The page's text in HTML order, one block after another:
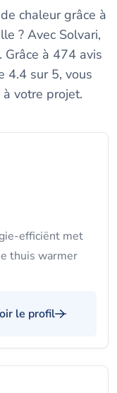
chaleur grâce à
? Avec Solvari,
à 474 avis
4.4 sur 5, vous
votre projet.
efficiënt met
thuis warmer
le profil